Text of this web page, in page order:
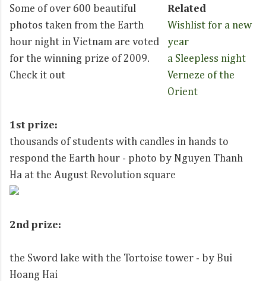
Related
Wishlist for a new
year
a Sleepless night
Verneze of the
Orient
Some of over 600 beautiful
photos taken from the Earth
hour night in Vietnam are voted
for the winning prize of 2009.
Check it out
1st prize:
thousands of students with candles in hands to
respond the Earth hour - photo by Nguyen Thanh
Ha at the August Revolution square
2nd prize:
the Sword lake with the Tortoise tower - by Bui
Hoang Hai